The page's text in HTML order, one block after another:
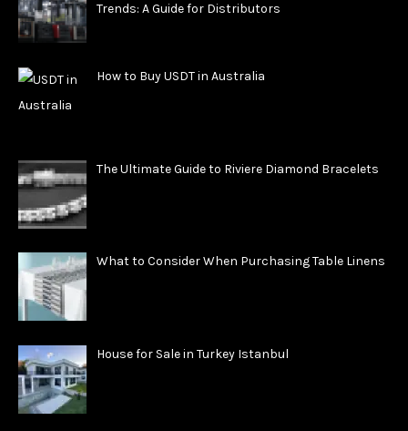
Trends: A Guide for Distributors
How to Buy USDT in Australia
The Ultimate Guide to Riviere Diamond Bracelets
What to Consider When Purchasing Table Linens
House for Sale in Turkey Istanbul